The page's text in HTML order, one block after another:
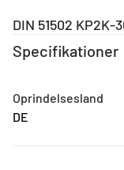
DIN 51502 KP2K-
Specifikationer
Oprindelsesland
DE